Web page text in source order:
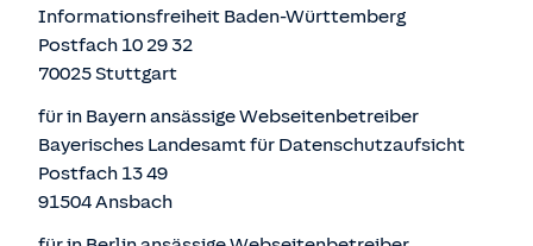
Informationsfreiheit Baden-Württemberg
Postfach 10 29 32
70025 Stuttgart
für in Bayern ansässige Webseitenbetreiber
Bayerisches Landesamt für Datenschutzaufsicht
Postfach 13 49
91504 Ansbach